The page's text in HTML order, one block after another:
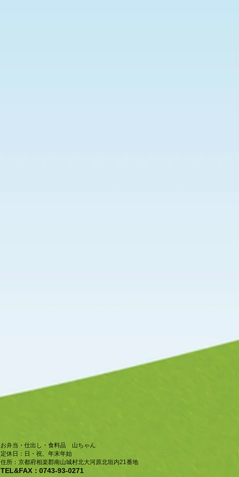
お弁当・仕出し・食料品 山ちゃん
​定休日：日・祝、年末年始
住所：京都府相楽郡南山城村北大河原北垣内21番地
TEL&FAX：0743-93-0271